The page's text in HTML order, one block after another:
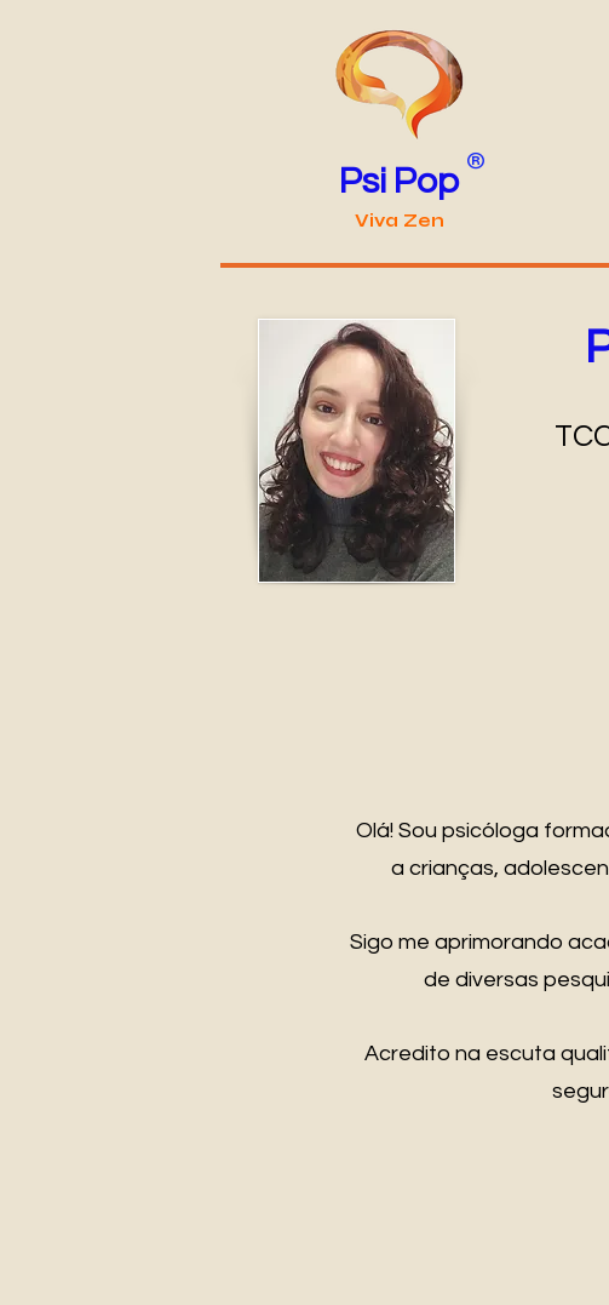
Psi Pop
®
Viva Zen
Olá! Sou psicóloga
a crianças,
Sigo me aprimorando
de diversas
Acredito na escuta